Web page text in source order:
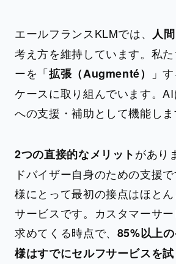
エールフランスKLMでは、 人
考え方を維持しています。私
ーを「拡張（Augmenté）
」
ケースに取り組んでいます。
への支援・補助として機能しま
2つの直接的なメリットがあり
ドバイザー自身のための支援
様にとって最初の接点はほと
サービスです。カスタマーサ
求めてくる時点で、 85%以上
様はすでにセルフサービスを